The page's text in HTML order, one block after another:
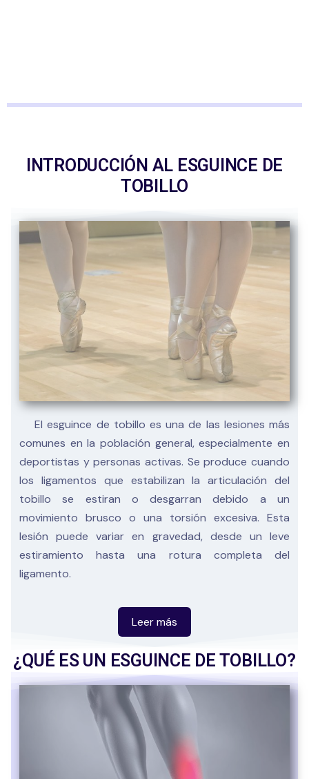
INTRODUCCIÓN AL ESGUINCE DE
TOBILLO
El esguince de tobillo es una de las lesiones más
comunes en la población general, especialmente en
deportistas y personas activas. Se produce cuando
los ligamentos que estabilizan la articulación del
tobillo se estiran o desgarran debido a un
movimiento brusco o una torsión excesiva. Esta
lesión puede variar en gravedad, desde un leve
estiramiento hasta una rotura completa del
ligamento.
La fisioterapia en esguince de tobillo juega un
papel crucial en la recuperación, ya que no solo
ayuda a aliviar el dolor y la inflamación, sino que
también acelera la rehabilitación, previene futuras
lesiones y mejora la funcionalidad del tobillo
Además, un diagnóstico y tratamiento adecuados
¿QUÉ ES UN ESGUINCE DE TOBILLO?